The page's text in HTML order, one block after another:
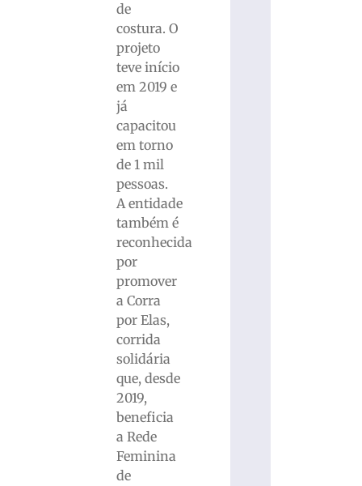
de
costura. O
projeto
teve início
em 2019 e
já
capacitou
em torno
de 1 mil
pessoas.
A entidade
também é
reconhecida
por
promover
a Corra
por Elas,
corrida
solidária
que, desde
2019,
beneficia
a Rede
Feminina
de